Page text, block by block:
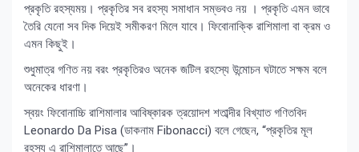
প্রকৃতি রহস্যময়। প্রকৃতির সব রহস্য সমাধান সম্ভবও নয় । প্রকৃতি এমন ভাবে
তৈরি যেনো সব দিক দিয়েই সমীকরণ মিলে যাবে। ফিবোনাক্কি রাশিমালা বা ক্রম ও
এমন কিছুই।
শুধুমাত্র গণিত নয় বরং প্রকৃতিরও অনেক জটিল রহস্যে উন্মোচন ঘটাতে সক্ষম বলে
অনেকের ধারণা।
স্বয়ং ফিবোনাচ্চি রাশিমালার আবিষ্কারক ত্রয়োদশ শতাব্দীর বিখ্যাত গণিতবিদ
Leonardo Da Pisa (ডাকনাম Fibonacci) বলে গেছেন, “প্রকৃতির মূল
রহস্য এ রাশিমালাতে আছে”।